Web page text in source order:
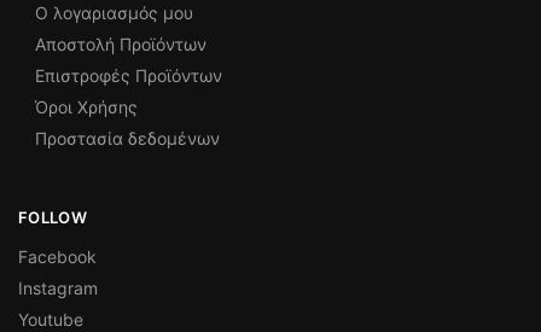
Ο λογαριασμός μου
Αποστολή Προϊόντων
Επιστροφές Προϊόντων
Όροι Χρήσης
Προστασία δεδομένων
FOLLOW
Facebook
Instagram
Youtube